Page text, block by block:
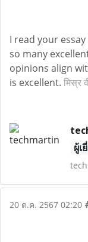
I read your
so many
opinions align
is excellent. मिस्र
ผู้เ
20 ต.ค. 2567 02:20